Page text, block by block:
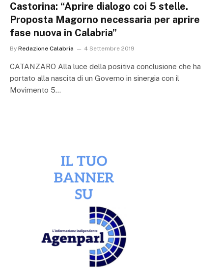
Castorina: “Aprire dialogo coi 5 stelle.
Proposta Magorno necessaria per aprire
fase nuova in Calabria”
By Redazione Calabria 4 Settembre 2019
CATANZARO Alla luce della positiva conclusione che ha
portato alla nascita di un Governo in sinergia con il
Movimento 5…